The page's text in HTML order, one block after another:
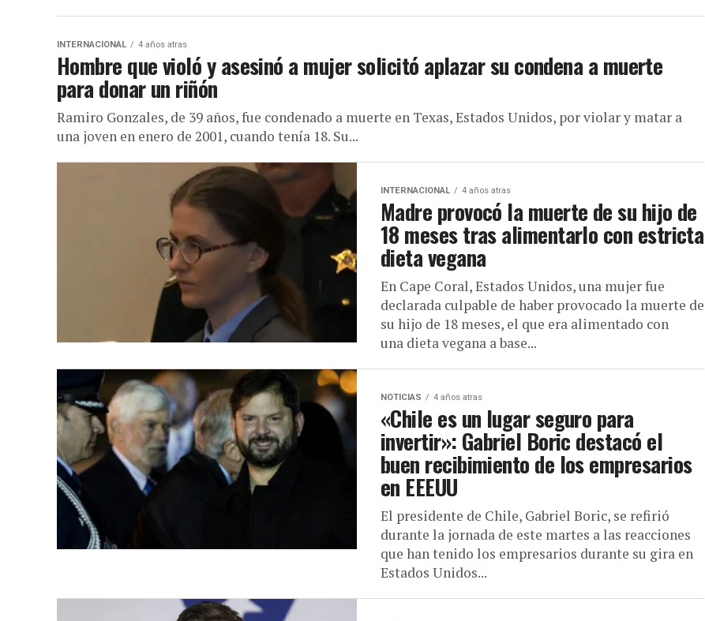
INTERNACIONAL 4 años atras
Hombre que violó y asesinó a mujer solicitó aplazar su condena a muerte
para donar un riñón
Ramiro Gonzales, de 39 años, fue condenado a muerte en Texas, Estados Unidos, por violar y matar a
una joven en enero de 2001, cuando tenía 18. Su...
INTERNACIONAL 4 años atras
Madre provocó la muerte de su hijo de
18 meses tras alimentarlo con estricta
dieta vegana
En Cape Coral, Estados Unidos, una mujer fue
declarada culpable de haber provocado la muerte de
su hijo de 18 meses, el que era alimentado con
una dieta vegana a base...
NOTICIAS 4 años atras
«Chile es un lugar seguro para
invertir»: Gabriel Boric destacó el
buen recibimiento de los empresarios
en EEEUU
El presidente de Chile, Gabriel Boric, se refirió
durante la jornada de este martes a las reacciones
que han tenido los empresarios durante su gira en
Estados Unidos...